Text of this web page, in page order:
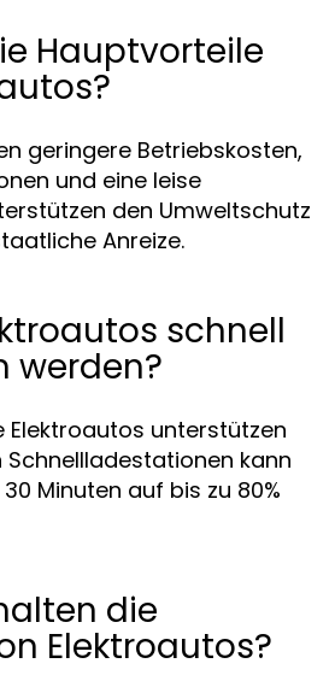
Hauptvorteile
geringere Betriebskosten,
und eine leise
den Umweltschutz
Anreize.
schnell
werden?
Elektroautos unterstützen
Schnellladestationen kann
Minuten auf bis zu 80%
die
Elektroautos?